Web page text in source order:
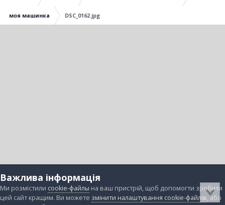
моя машинка DSC_0162.jpg
Важлива інформація
Ми розмістили cookie-файлы на ваш пристрій, щоб допомогти зробити
цей сайт кращим. Ви можете змінити налаштування cookie-файлів, або